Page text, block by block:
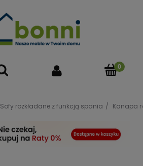
Sofy rozkładane z funkcją spania Kanapa